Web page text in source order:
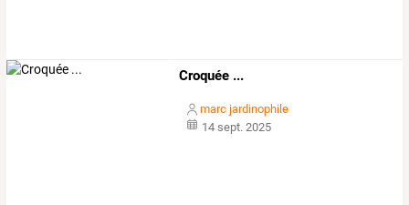
Croquée ...
marc jardinophile
14 sept. 2025